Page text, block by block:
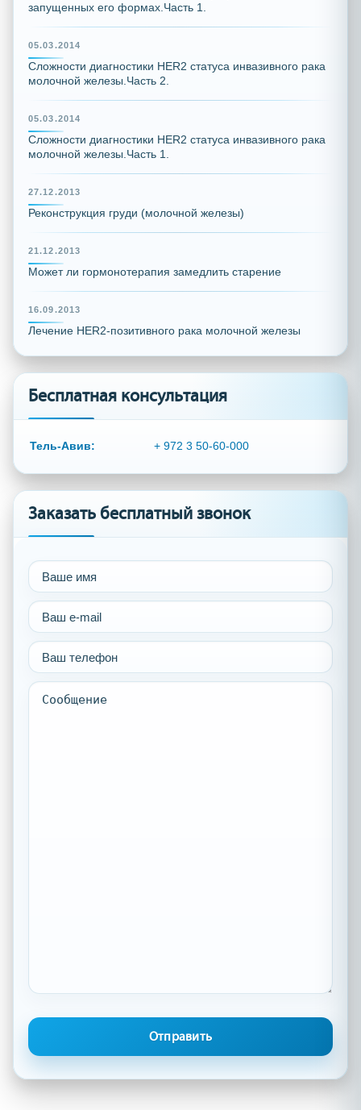
запущенных его формах.Часть 1.
05.03.2014
Сложности диагностики HER2 статуса инвазивного рака
молочной железы.Часть 2.
05.03.2014
Сложности диагностики HER2 статуса инвазивного рака
молочной железы.Часть 1.
27.12.2013
Реконструкция груди (молочной железы)
21.12.2013
Может ли гормонотерапия замедлить старение
16.09.2013
Лечение HER2-позитивного рака молочной железы
Бесплатная консультация
Тель-Авив: + 972 3 50-60-000
Заказать бесплатный звонок